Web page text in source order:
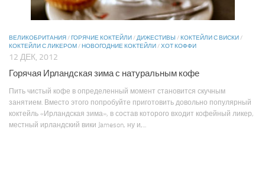
ВЕЛИКОБРИТАНИЯ/ГОРЯЧИЕ КОКТЕЙЛИ/ДИЖЕСТИВЫ /КОКТЕЙЛИ С ВИСКИ/
КОКТЕЙЛИ С ЛИКЕРОМ/НОВОГОДНИЕ КОКТЕЙЛИ/ХОТ КОФФИ
12 ДЕК, 2012
Горячая Ирландская зима с натуральным кофе
Пить чистый кофе в определенный момент становится скучным
занятием. Вместо этого попробуйте приготовить довольно популярный
коктейль «Ирландская зима», в состав которого входит кофейный ликер,
местный ирландский вики Jameson, ну и,...